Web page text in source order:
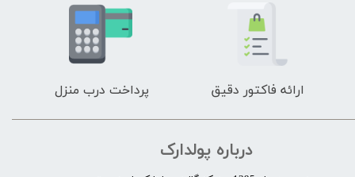
ارائه فاکتور دقیق پرداخت درب منزل
درباره پولدارک